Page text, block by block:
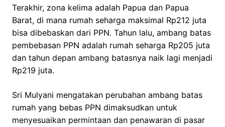
Terakhir, zona kelima adalah Papua dan Papua
Barat, di mana rumah seharga maksimal Rp212 juta
bisa dibebaskan dari PPN. Tahun lalu, ambang batas
pembebasan PPN adalah rumah seharga Rp205 juta
dan tahun depan ambang batasnya naik lagi menjadi
Rp219 juta.
Sri Mulyani mengatakan perubahan ambang batas
rumah yang bebas PPN dimaksudkan untuk
menyesuaikan permintaan dan penawaran di pasar